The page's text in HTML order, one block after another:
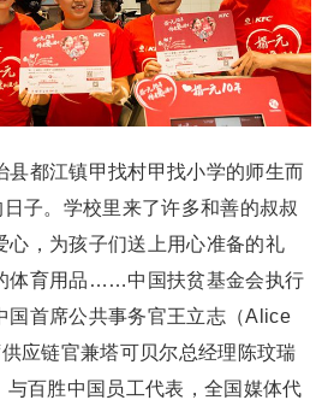
县都江镇甲找村甲找小学的师生而
子。学校里来了许多和善的叔叔
心，为孩子们送上用心准备的礼
体育用品……中国扶贫基金会执行
国首席公共事务官王立志（Alice
应链官兼塔可贝尔总经理陈玟瑞
与百胜中国员工代表，全国媒体代